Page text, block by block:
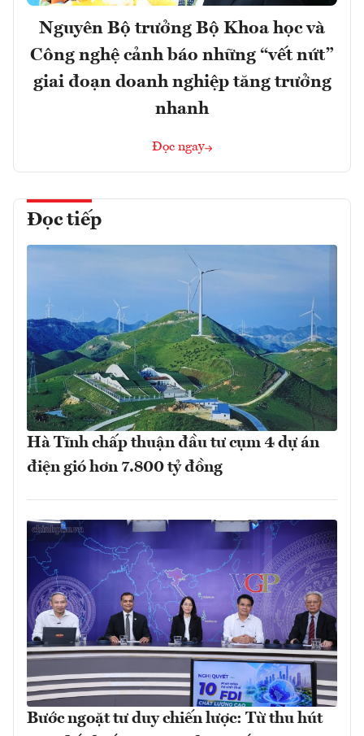
Nguyên Bộ trưởng Bộ Khoa học và
Công nghệ cảnh báo những “vết nứt”
giai đoạn doanh nghiệp tăng trưởng
nhanh
Đọc ngay
Đọc tiếp
Hà Tĩnh chấp thuận đầu tư cụm 4 dự án
điện gió hơn 7.800 tỷ đồng
Bước ngoặt tư duy chiến lược: Từ thu hút